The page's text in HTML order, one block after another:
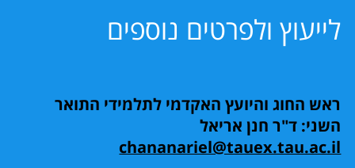
לייעוץ ולפרטים נוספים
ראש החוג והיועץ האקדמי לתלמידי התואר
השני: ד"ר חנן אריאל
chananariel@tauex.tau.ac.il